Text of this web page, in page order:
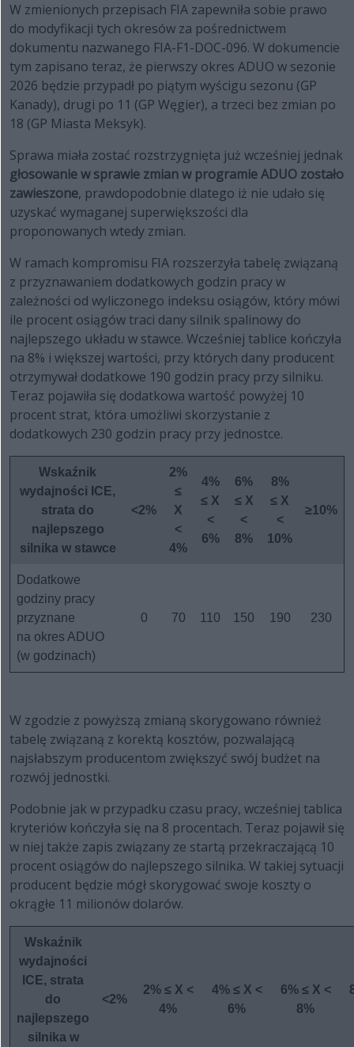
W zmienionych przepisach FIA zapewniła sobie prawo
do modyfikacji tych okresów za pośrednictwem
dokumentu nazwanego FIA-F1-DOC-096. W dokumencie
tym zapisano teraz, że pierwszy okres ADUO w sezonie
2026 będzie przypadł po piątym wyścigu sezonu (GP
Kanady), drugi po 11 (GP Węgier), a trzeci bez zmian po
18 (GP Miasta Meksyk).
Sprawa miała zostać rozstrzygnięta już wcześniej jednak
głosowanie w sprawie zmian w programie ADUO zostało
zawieszone, prawdopodobnie dlatego iż nie udało się
uzyskać wymaganej superwiększości dla
proponowanych wtedy zmian.
W ramach kompromisu FIA rozszerzyła tabelę związaną
z przyznawaniem dodatkowych godzin pracy w
zależności od wyliczonego indeksu osiągów, który mówi
ile procent osiągów traci dany silnik spalinowy do
najlepszego układu w stawce. Wcześniej tablice kończyła
na 8% i większej wartości, przy których dany producent
otrzymywał dodatkowe 190 godzin pracy przy silniku.
Teraz pojawiła się dodatkowa wartość powyżej 10
procent strat, która umożliwi skorzystanie z
dodatkowych 230 godzin pracy przy jednostce.
Wskaźnik
wydajności ICE,
strata do
najlepszego
silnika w stawce
<2%
2%
≤
X
<
4%
4%
≤ X
<
6%
6%
≤ X
<
8%
8%
≤ X
<
10%
≥10%
Dodatkowe
godziny pracy
przyznane
na okres ADUO
(w godzinach)
0 70 110 150 190 230
W zgodzie z powyższą zmianą skorygowano również
tabelę związaną z korektą kosztów, pozwalającą
najsłabszym producentom zwiększyć swój budżet na
rozwój jednostki.
Podobnie jak w przypadku czasu pracy, wcześniej tablica
kryteriów kończyła się na 8 procentach. Teraz pojawił się
w niej także zapis związany ze startą przekraczającą 10
procent osiągów do najlepszego silnika. W takiej sytuacji
producent będzie mógł skorygować swoje koszty o
okrągłe 11 milionów dolarów.
Wskaźnik
wydajności
ICE, strata
do
najlepszego
silnika w
<2%
2% ≤ X <
4%
4% ≤ X <
6%
6% ≤ X <
8%